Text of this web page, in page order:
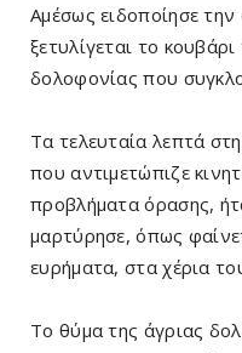
Αμέσως ειδοποίησε
ξετυλίγεται το
δολοφονίας που
Τα τελευταία λεπτά
που αντιμετώπιζε
προβλήματα όρασης,
μαρτύρησε, όπως
ευρήματα, στα χέρια
Το θύμα της άγριας